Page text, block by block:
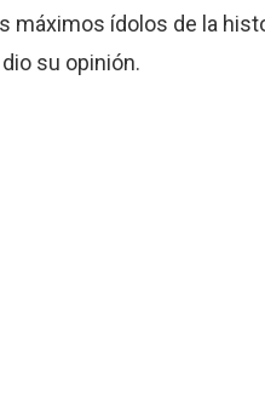
máximos ídolos de la
su opinión.